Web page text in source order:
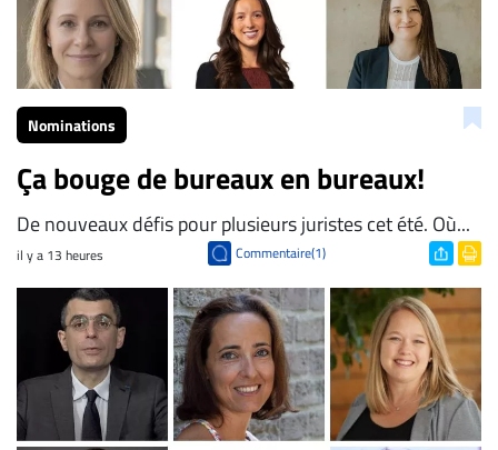
Nominations
Ça bouge de bureaux en bureaux!
De nouveaux défis pour plusieurs juristes cet été. Où...
il y a 13 heures Commentaire(1)